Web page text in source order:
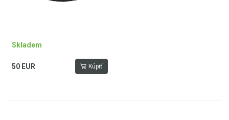
Skladem
50 EUR Kúpiť